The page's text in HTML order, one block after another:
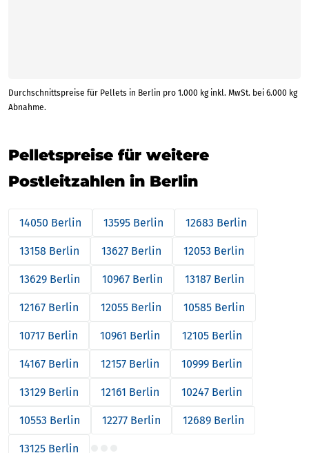
Durchschnittspreise für Pellets in Berlin pro 1.000 kg inkl. MwSt. bei 6.000 kg
Abnahme.
Pelletspreise für weitere
Postleitzahlen in Berlin
14050 Berlin 13595 Berlin 12683 Berlin
13158 Berlin 13627 Berlin 12053 Berlin
13629 Berlin 10967 Berlin 13187 Berlin
12167 Berlin 12055 Berlin 10585 Berlin
10717 Berlin 10961 Berlin 12105 Berlin
14167 Berlin 12157 Berlin 10999 Berlin
13129 Berlin 12161 Berlin 10247 Berlin
10553 Berlin 12277 Berlin 12689 Berlin
13125 Berlin